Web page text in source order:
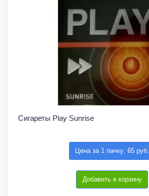
Сигареты Play Sunrise
Цена за 1 пачку: 65 руб.
Добавить в корзину